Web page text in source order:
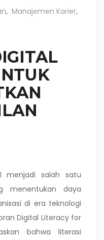
, Manajemen Karier,
menjadi salah satu
menentukan daya
di era teknologi
Digital Literacy for
bahwa literasi